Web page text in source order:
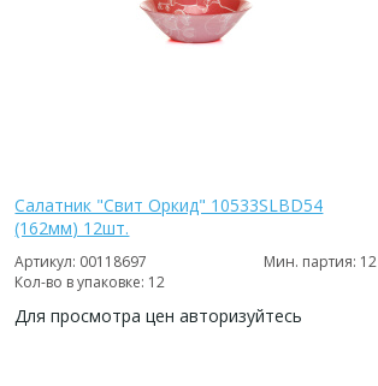
Салатник "Свит Оркид" 10533SLBD54
(162мм) 12шт.
Артикул: 00118697
Мин. партия: 12
Кол-во в упаковке: 12
Для просмотра цен авторизуйтесь